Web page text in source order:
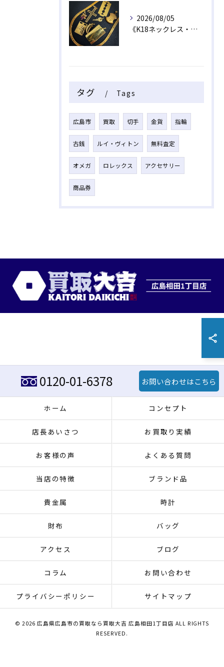
2026/08/05
《K18ネックレス・トップ》
タグ Tags
広島市 買取 切手 金貨 指輪
古銭 ルイ・ヴィトン 無料査定
オメガ ロレックス アクセサリー
商品券
0120-01-6378 お問い合わせはこちら
ホーム コンセプト
店長あいさつ お買取り実績
お客様の声 よくある質問
当店の特徴 ブランド品
貴金属 時計
財布 バッグ
アクセス ブログ
コラム お問い合わせ
プライバシーポリシー サイトマップ
© 2026 広島県広島市の買取なら買取大吉 広島相田1丁目店 ALL RIGHTS
RESERVED.